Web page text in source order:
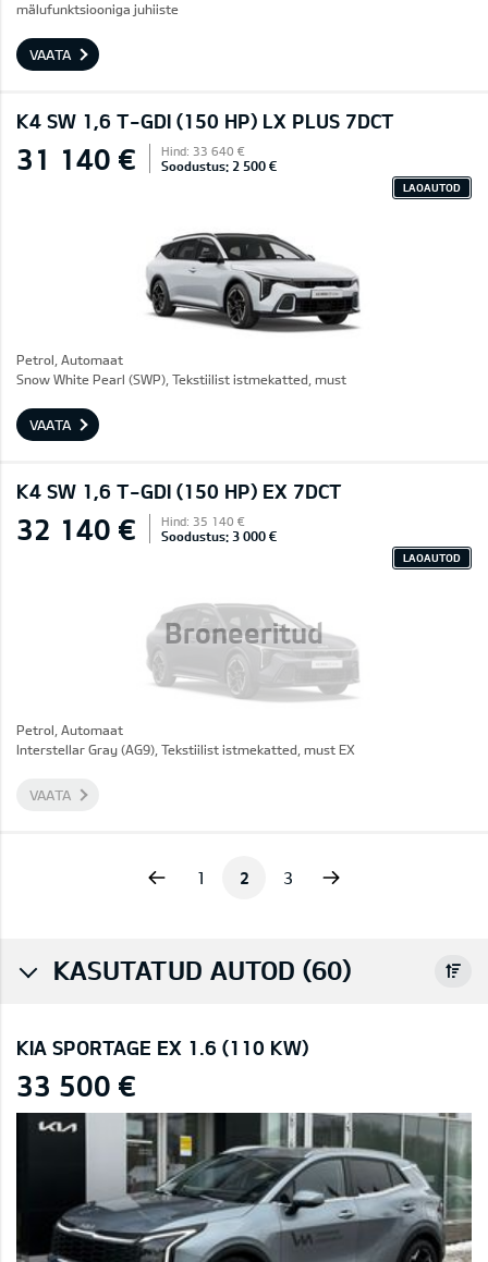
mälufunktsiooniga juhiiste
VAATA
K4 SW 1,6 T-GDI (150 HP) LX PLUS 7DCT
31 140 € Hind: 33 640 €
Soodustus: 2 500 €
LAOAUTOD
Petrol, Automaat
Snow White Pearl (SWP), Tekstiilist istmekatted, must
VAATA
K4 SW 1,6 T-GDI (150 HP) EX 7DCT
Broneeritud
32 140 € Hind: 35 140 €
Soodustus: 3 000 €
LAOAUTOD
Petrol, Automaat
Interstellar Gray (AG9), Tekstiilist istmekatted, must EX
VAATA
1 2 3
KASUTATUD AUTOD (60)
KIA SPORTAGE EX 1.6 (110 KW)
33 500 €